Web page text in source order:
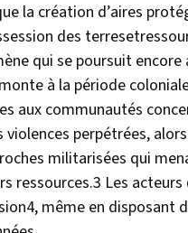
la création d’aires
des
qui se poursuit
à la période
aux communautés
perpétrées,
militarisées qui
ressources.3 Les
même en